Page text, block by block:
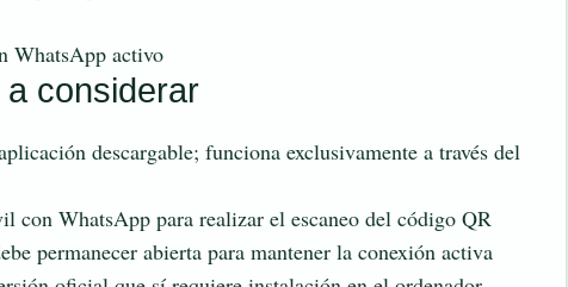
WhatsApp activo
considerar
descargable; funciona exclusivamente a través del
con WhatsApp para realizar el escaneo del código QR
permanecer abierta para mantener la conexión activa